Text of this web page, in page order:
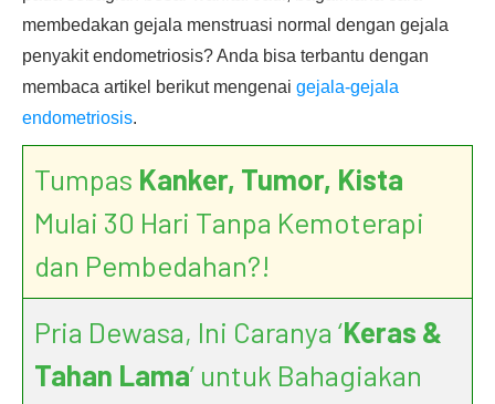
membedakan gejala menstruasi normal dengan gejala
penyakit endometriosis? Anda bisa terbantu dengan
membaca artikel berikut mengenai gejala-gejala
endometriosis.
Tumpas Kanker, Tumor, Kista
Mulai 30 Hari Tanpa Kemoterapi
dan Pembedahan?!
Pria Dewasa, Ini Caranya ‘Keras &
Tahan Lama’ untuk Bahagiakan